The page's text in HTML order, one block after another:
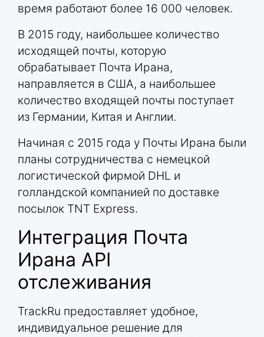
время работают более 16 000 человек.
В 2015 году, наибольшее количество
исходящей почты, которую
обрабатывает Почта Ирана,
направляется в США, а наибольшее
количество входящей почты поступает
из Германии, Китая и Англии.
Начиная с 2015 года у Почты Ирана были
планы сотрудничества с немецкой
логистической фирмой DHL и
голландской компанией по доставке
посылок TNT Express.
Интеграция Почта
Ирана API
отслеживания
TrackRu предоставляет удобное,
индивидуальное решение для